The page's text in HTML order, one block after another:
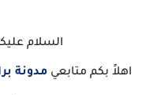
السلام
اهلاً بكم متابعي مدونة